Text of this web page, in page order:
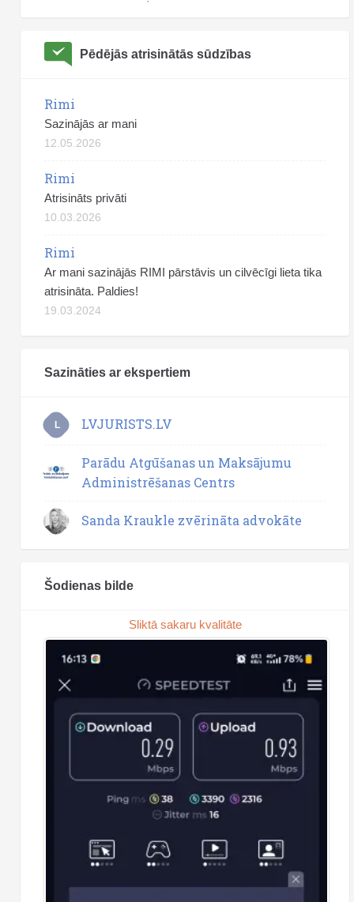
Pēdējās atrisinātās sūdzības
Rimi
Sazinājās ar mani
12.05.2026
Rimi
Atrisināts privāti
10.03.2026
Rimi
Ar mani sazinājās RIMI pārstāvis un cilvēcīgi lieta tika
atrisināta. Paldies!
19.03.2024
Sazināties ar ekspertiem
L LVJURISTS.LV
Parādu Atgūšanas un Maksājumu
Administrēšanas Centrs
Sanda Kraukle zvērināta advokāte
Šodienas bilde
Sliktā sakaru kvalitāte